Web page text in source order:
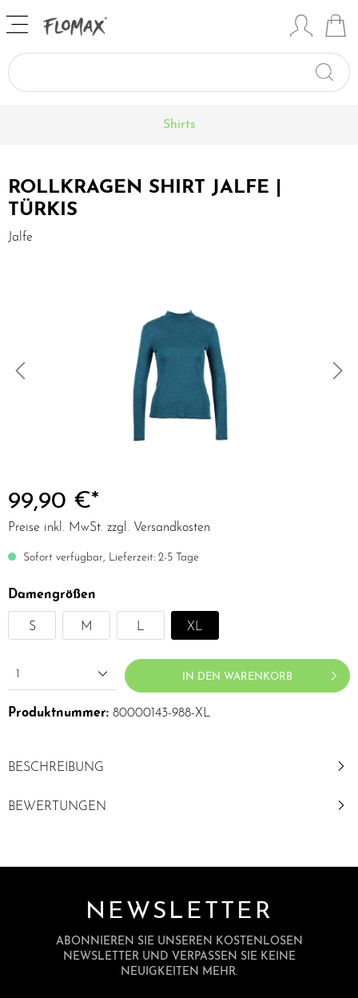
Shirts
ROLLKRAGEN SHIRT JALFE |
TÜRKIS
Jalfe
99,90 €*
Preise inkl. MwSt. zzgl. Versandkosten
Sofort verfügbar, Lieferzeit: 2-5 Tage
Damengrößen
S M L XL
1 IN DEN WARENKORB
Produktnummer: 80000143-988-XL
BESCHREIBUNG
BEWERTUNGEN
NEWSLETTER
ABONNIEREN SIE UNSEREN KOSTENLOSEN
NEWSLETTER UND VERPASSEN SIE KEINE
NEUIGKEITEN MEHR.